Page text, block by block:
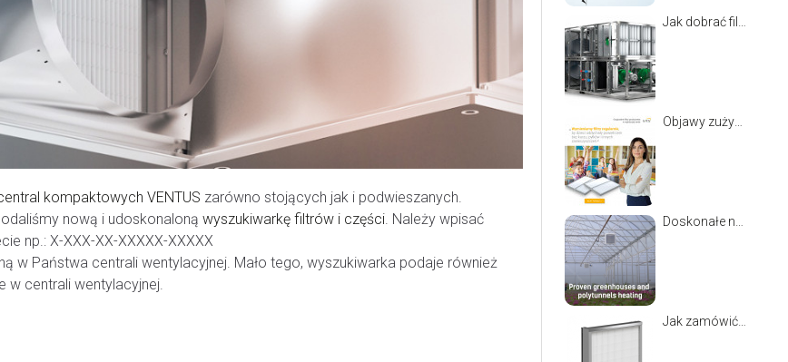
kompaktowych VENTUS zarówno stojących jak i podwieszanych.
nową i udoskonaloną wyszukiwarkę filtrów i części. Należy wpisać
np.: X-XXX-XX-XXXXX-XXXXX
w Państwa centrali wentylacyjnej. Mało tego, wyszukiwarka podaje również
w centrali wentylacyjnej.